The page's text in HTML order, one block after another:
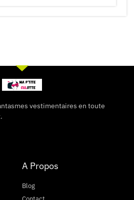
vestimentaires en toute
A Propos
Blog